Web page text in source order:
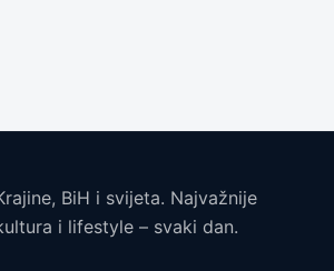
BiH i svijeta. Najvažnije
i lifestyle – svaki dan.